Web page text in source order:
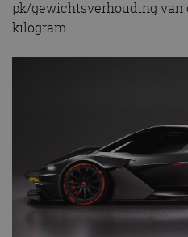
pk/gewichtsverhouding van
kilogram.